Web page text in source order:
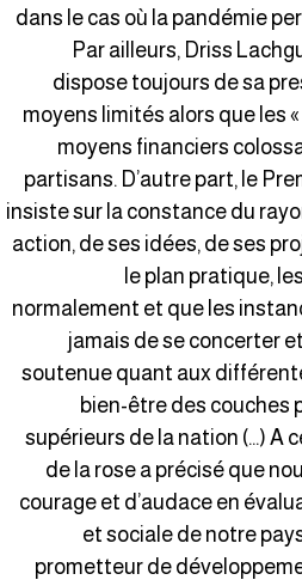
dans le cas où la pandémie
Par ailleurs, Driss
dispose toujours de sa
moyens limités alors que les
moyens financiers
partisans. D’autre part, le
insiste sur la constance du
action, de ses idées, de ses
le plan pratique,
normalement et que les
jamais de se concerter
soutenue quant aux
bien-être des
supérieurs de la nation (…) A
de la rose a précisé que
courage et d’audace en
et sociale de notre
prometteur de